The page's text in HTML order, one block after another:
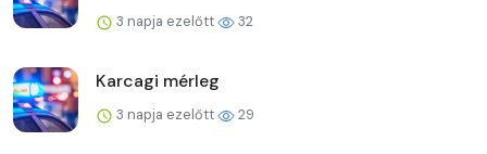
3 napja ezelőtt 32
Karcagi mérleg
3 napja ezelőtt 29